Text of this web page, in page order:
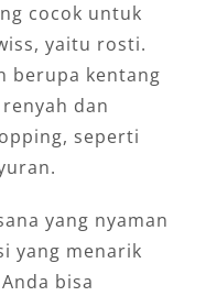
cocok untuk
yaitu rosti.
berupa kentang
dan
seperti
yang nyaman
yang menarik
bisa